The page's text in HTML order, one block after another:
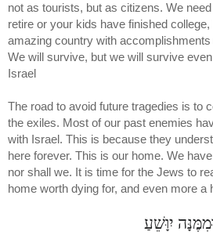
not as tourists, but as citizens. We
retire or your kids have finished
amazing country with
We will survive, but we will survive
Israel
The road to avoid future tragedies is to
the exiles. Most of our past enemies
with Israel. This is because they
here forever. This is our home. We
nor shall we. It is time for the Jews to
home worth dying for, and even more a
יִוָּשֵׁעַ